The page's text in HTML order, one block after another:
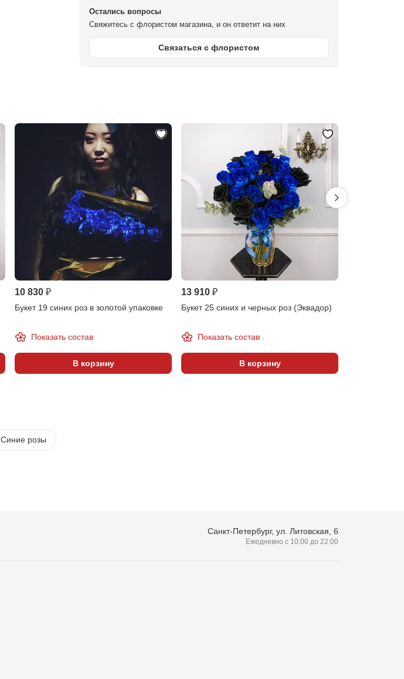
Остались вопросы
Свяжитесь с флористом магазина, и он ответит на них
Связаться с флористом
10 830 ₽
Букет 19 синих роз в золотой упаковке
Показать состав
В корзину
13 910 ₽
Букет 25 синих и черных роз (Эквадор)
Показать состав
В корзину
Синие розы
Санкт-Петербург, ул. Литовская, 6
Ежедневно с 10:00 до 22:00